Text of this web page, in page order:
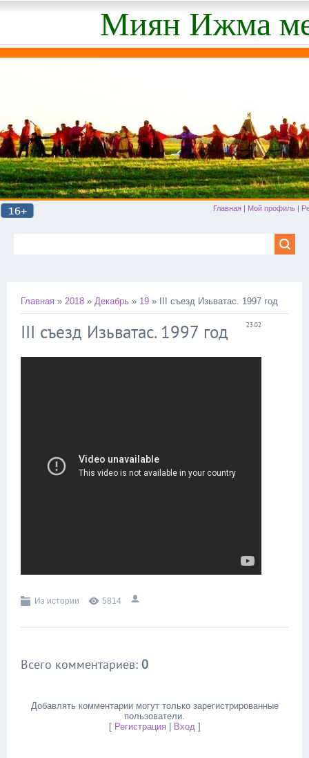
Миян Ижма
Главная | Мой профиль |
Главная » 2018 » Декабрь » 19 » III съезд Изьватас. 1997 год
23:02
III съезд Изьватас. 1997 год
Из истории 5814
Всего комментариев: 0
Добавлять комментарии могут только зарегистрированные
пользователи.
[ Регистрация| Вход]